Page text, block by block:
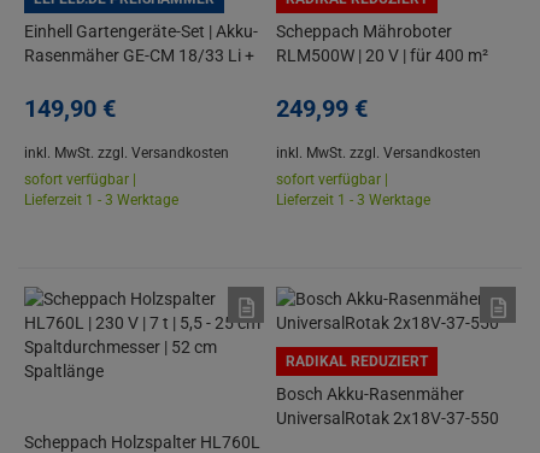
Einhell Gartengeräte-Set | Akku-
Rasenmäher GE-CM 18/33 Li +
18/24 Li | 4,0 Ah Akku Starterset
149,90 €
inkl. MwSt. zzgl. Versandkosten
sofort verfügbar |
Lieferzeit 1 - 3 Werktage
Scheppach Mähroboter
RLM500W | 20 V | für 400 m²
% | 20 - 60 mm Schnitthöhe | mit
Begrenzungsdraht
249,99 €
inkl. MwSt. zzgl. Versandkosten
sofort verfügbar |
Lieferzeit 1 - 3 Werktage
Scheppach Holzspalter HL760L
RADIKAL REDUZIERT
Bosch Akku-Rasenmäher
UniversalRotak 2x18V-37-550